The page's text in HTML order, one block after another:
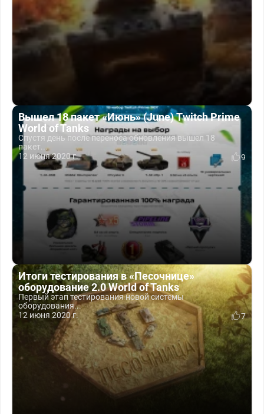
Вышел 18 пакет «Июнь» (June) Twitch Prime
World of Tanks
Спустя день после переноса обновления вышел 18
пакет...
12 июня 2020 г.
9
Итоги тестирования в «Песочнице»
оборудование 2.0 World of Tanks
Первый этап тестирования новой системы
оборудования...
12 июня 2020 г.
7